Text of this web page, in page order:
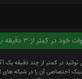
در کمتر از 3 دقیقه یادبود بسازید
در کمتر از چند دقیقه یک
لینک اختصاصی آن را در شبکه